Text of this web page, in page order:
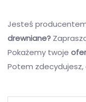
Jesteś
drewniane?
Pokażemy twoje
Potem zdecydujesz,